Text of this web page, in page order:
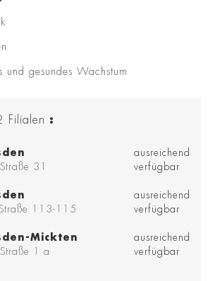
und gesundes Wachstum
Filialen :
31
ausreichend
verfügbar
113-115
ausreichend
verfügbar
Mickten
Straße 1 a
ausreichend
verfügbar